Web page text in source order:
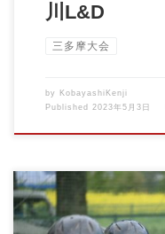
川L&D
三多摩大会
by KobayashiKenji
Published
2023年5月3日